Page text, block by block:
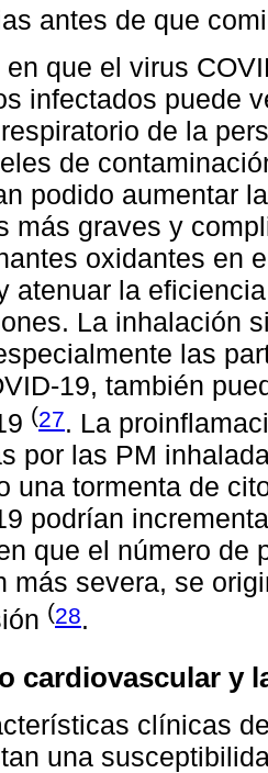
antes de que
en que el virus
infectados puede
de la
de
podido aumentar
más graves y
oxidantes en
atenuar la
La inhalación
las
19, también
(27. La
por las PM
una tormenta de
podrían
que el número de
más severa, se
(28.
cardiovascular y
clínicas
una